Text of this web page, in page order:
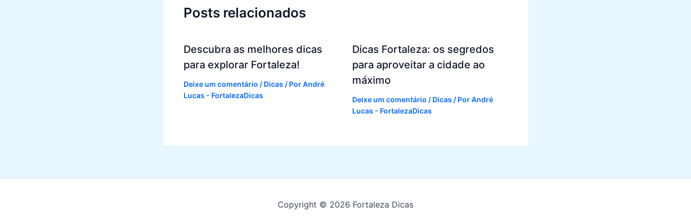
Posts relacionados
Descubra as melhores dicas
para explorar Fortaleza!
Deixe um comentário / Dicas / PorAndré
Lucas - FortalezaDicas
Dicas Fortaleza: os segredos
para aproveitar a cidade ao
máximo
Deixe um comentário / Dicas / PorAndré
Lucas - FortalezaDicas
Copyright © 2026 Fortaleza Dicas